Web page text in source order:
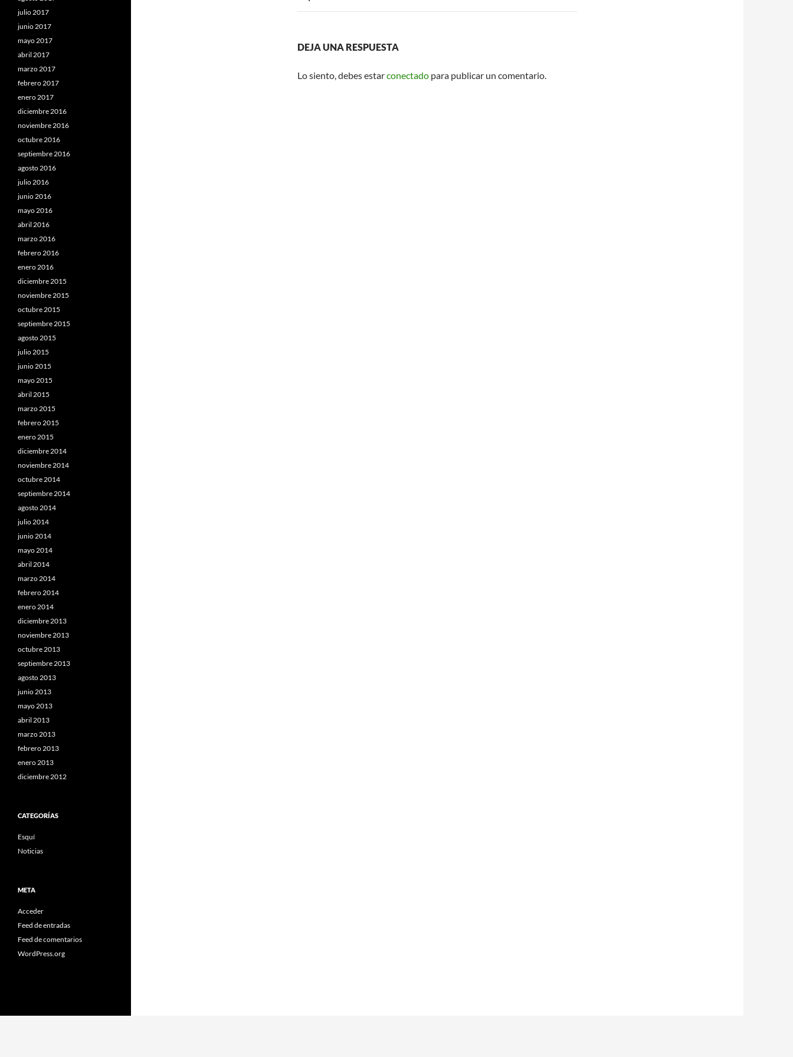
DEJA UNA RESPUESTA
Lo siento, debes estarconectado para publicar un comentario.
julio 2017
junio 2017
mayo 2017
abril 2017
marzo 2017
febrero 2017
enero 2017
diciembre 2016
noviembre 2016
octubre 2016
septiembre 2016
agosto 2016
julio 2016
junio 2016
mayo 2016
abril 2016
marzo 2016
febrero 2016
enero 2016
diciembre 2015
noviembre 2015
octubre 2015
septiembre 2015
agosto 2015
julio 2015
junio 2015
mayo 2015
abril 2015
marzo 2015
febrero 2015
enero 2015
diciembre 2014
noviembre 2014
octubre 2014
septiembre 2014
agosto 2014
julio 2014
junio 2014
mayo 2014
abril 2014
marzo 2014
febrero 2014
enero 2014
diciembre 2013
noviembre 2013
octubre 2013
septiembre 2013
agosto 2013
junio 2013
mayo 2013
abril 2013
marzo 2013
febrero 2013
enero 2013
diciembre 2012
CATEGORÍAS
Esquí
Noticias
META
Acceder
Feed de entradas
Feed de comentarios
WordPress.org